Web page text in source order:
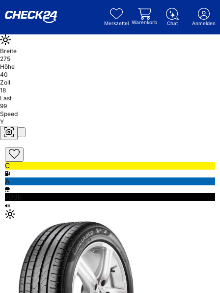
Merkzettel Warenkorb Chat Anmelden
Breite
275
Höhe
40
Zoll
18
Last
99
Speed
Y
C
A
70db